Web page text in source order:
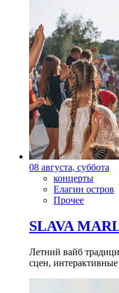
08 августа, суббота
концерты
Елагин остров
Прочее
SLAVA
Летний вайб
сцен,